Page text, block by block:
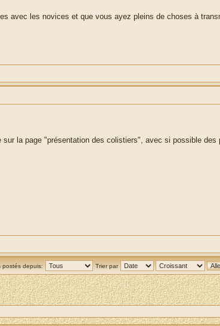
avec les novices et que vous ayez pleins de choses à
la page "présentation des colistiers", avec si possible des
postés depuis: Trier par